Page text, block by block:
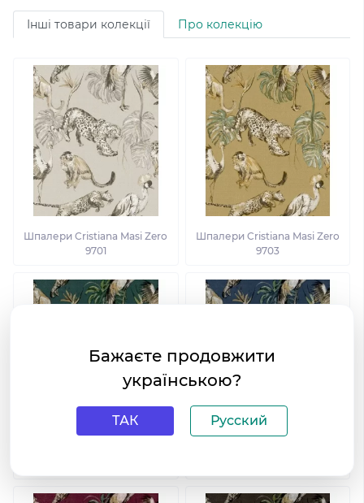
Інші товари колекції Про колекцію
Шпалери Cristiana Masi Zero
9701
Шпалери Cristiana Masi Zero
9703
Бажаєте продовжити
українською?
ТАК Русский